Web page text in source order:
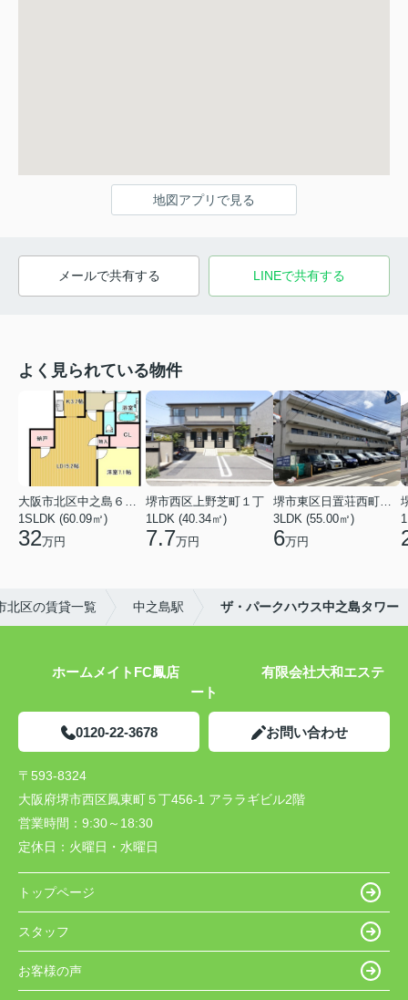
地図アプリで見る
メールで共有する LINEで共有する
よく見られている物件
大阪市北区中之島６丁目
1SLDK (60.09㎡)
32万円
堺市西区上野芝町１丁
1LDK (40.34㎡)
7.7万円
堺市東区日置荘西町７丁
3LDK (55.00㎡)
6万円
北区の賃貸一覧 中之島駅 ザ・パークハウス中之島タワー
ホームメイトFC鳳店 有限会社大和エステ
ート
0120-22-3678 お問い合わせ
〒593-8324
大阪府堺市西区鳳東町５丁456-1 アララギビル2階
営業時間： 9:30～18:30
定休日： 火曜日・水曜日
トップページ
スタッフ
お客様の声